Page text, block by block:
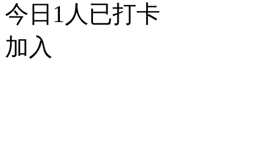
今日 1 人已打卡
加入